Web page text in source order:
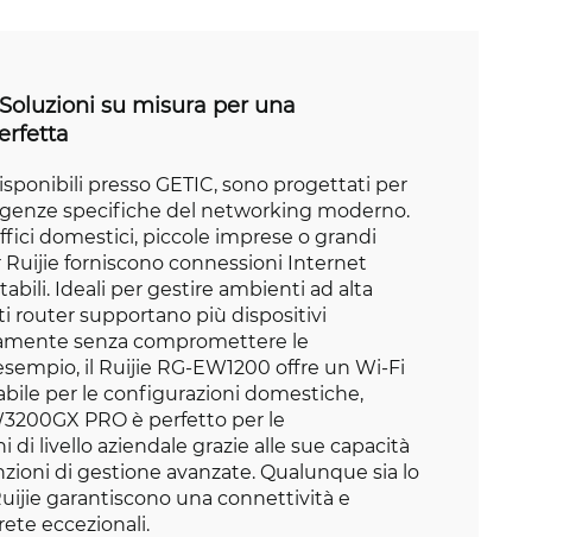
su misura per una
presso GETIC, sono progettati per
specifiche del networking moderno.
domestici, piccole imprese o grandi
Ruijie forniscono connessioni Internet
Ideali per gestire ambienti ad alta
router supportano più dispositivi
senza compromettere le
il Ruijie RG-EW1200 offre un Wi-Fi
per le configurazioni domestiche,
PRO è perfetto per le
di livello aziendale grazie alle sue capacità
di gestione avanzate. Qualunque sia lo
garantiscono una connettività e
eccezionali.